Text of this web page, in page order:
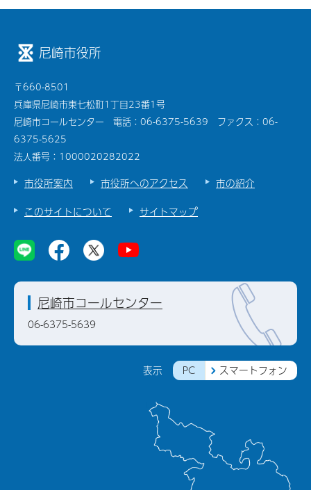
尼崎市役所
〒660-8501
兵庫県尼崎市東七松町1丁目23番1号
尼崎市コールセンター 電話：06-6375-5639 ファクス：06-
6375-5625
法人番号：1000020282022
市役所案内 市役所へのアクセス
市の紹介
このサイトについて
サイトマップ
表示 PC スマートフォン
尼崎市コールセンター
06-6375-5639